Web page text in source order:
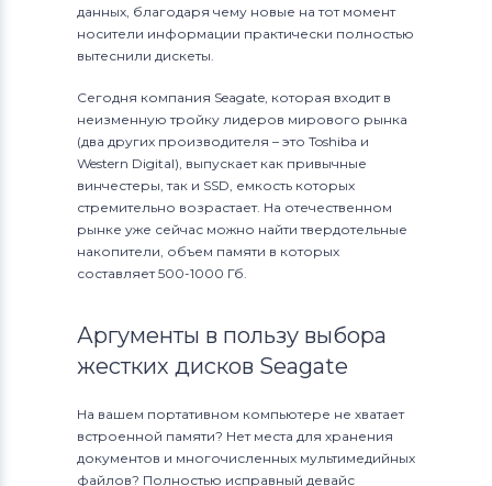
данных, благодаря чему новые на тот момент
носители информации практически полностью
вытеснили дискеты.
Сегодня компания Seagate, которая входит в
неизменную тройку лидеров мирового рынка
(два других производителя – это Toshiba и
Western Digital), выпускает как привычные
винчестеры, так и SSD, емкость которых
стремительно возрастает. На отечественном
рынке уже сейчас можно найти твердотельные
накопители, объем памяти в которых
составляет 500-1000 Гб.
Аргументы в пользу выбора
жестких дисков Seagate
На вашем портативном компьютере не хватает
встроенной памяти? Нет места для хранения
документов и многочисленных мультимедийных
файлов? Полностью исправный девайс